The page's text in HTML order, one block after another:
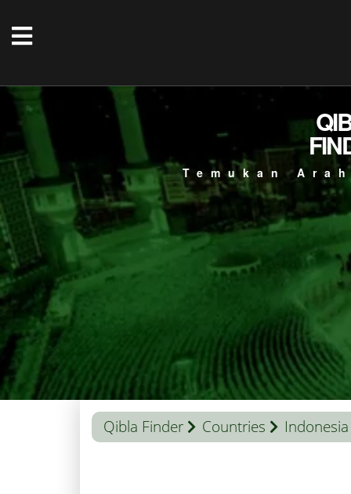
Temukan
Qibla Finder Countries Indonesia